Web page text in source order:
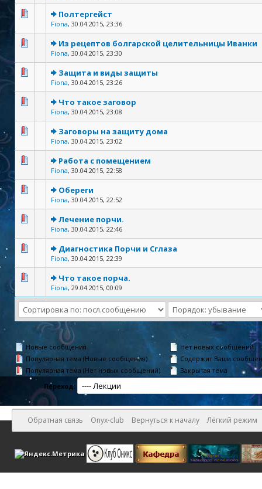
Полтергейст
Fiona, 30.04.2015, 23:36
Из рецептов болгарской целительницы Иванки
Fiona, 30.04.2015, 23:30
Защита и виды защиты
Fiona, 30.04.2015, 23:26
Что такое заговор
Fiona, 30.04.2015, 23:08
Заговоры на защиту дома
Fiona, 30.04.2015, 23:02
Работа с помещением
Fiona, 30.04.2015, 22:58
Обереги
Fiona, 30.04.2015, 22:52
Лечение порчи.
Fiona, 30.04.2015, 22:46
Диагностика Порчи и Сглаза
Fiona, 30.04.2015, 22:39
Что такое порча.
Fiona, 29.04.2015, 00:09
Новые сообщения
Популярная тема (Новые сообщения)
Популярная тема (Нет новых сообщений)
Нет новых сообщений
Содержит Ваши
Закрытая тема
Переход:
Обратная связь Onyx-club Вернуться к началу Лёгкий режим